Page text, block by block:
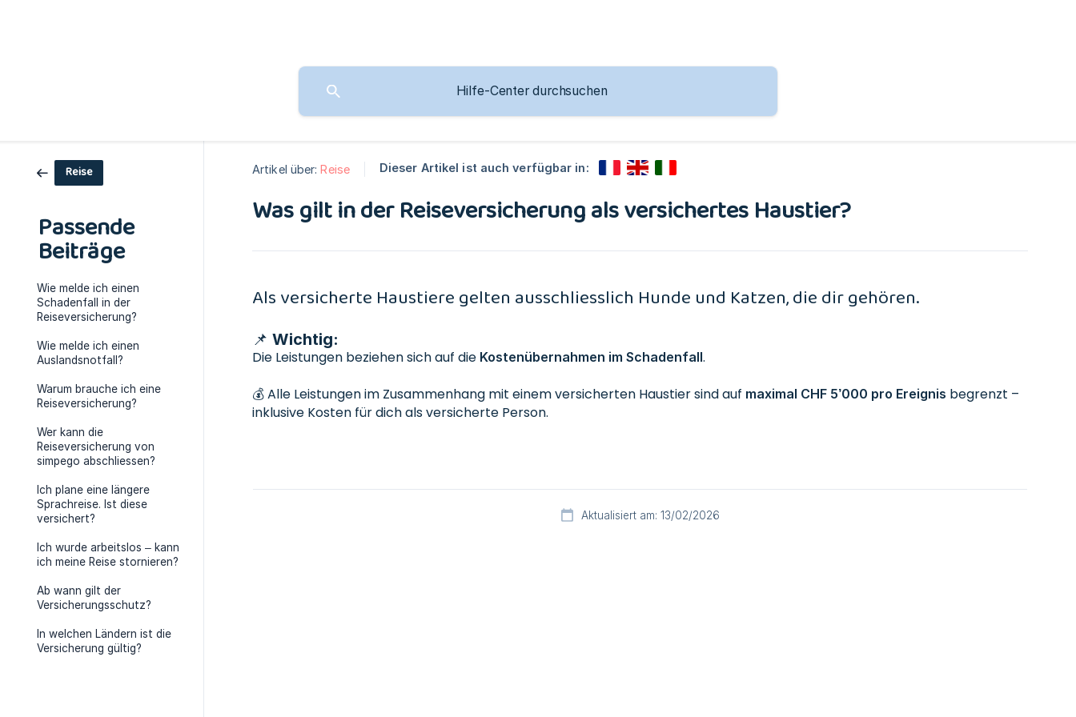
Reise
Passende
Beiträge
Wie melde ich einen
Schadenfall in der
Reiseversicherung?
Wie melde ich einen
Auslandsnotfall?
Warum brauche ich eine
Reiseversicherung?
Wer kann die
Reiseversicherung von
simpego abschliessen?
Ich plane eine längere
Sprachreise. Ist diese
versichert?
Ich wurde arbeitslos – kann
ich meine Reise stornieren?
Ab wann gilt der
Versicherungsschutz?
In welchen Ländern ist die
Versicherung gültig?
Artikel über: Reise Dieser Artikel ist auch verfügbar in:
Was gilt in der Reiseversicherung als versichertes Haustier?
Als versicherte Haustiere gelten ausschliesslich Hunde und Katzen, die dir gehören.
📌 Wichtig:
Die Leistungen beziehen sich auf die Kostenübernahmen im Schadenfall.
💰 Alle Leistungen im Zusammenhang mit einem versicherten Haustier sind auf maximal CHF 5’000 pro Ereignis begrenzt –
inklusive Kosten für dich als versicherte Person.
Aktualisiert am: 13/02/2026